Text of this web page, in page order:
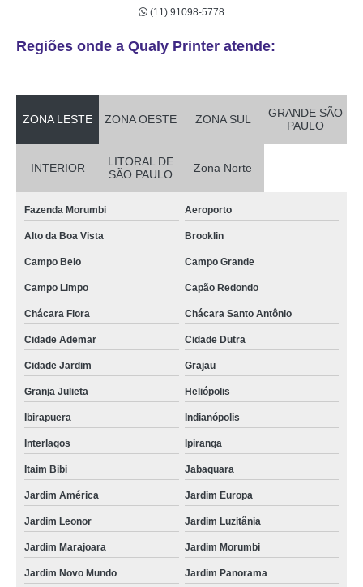
(11) 91098-5778
Regiões onde a Qualy Printer atende:
ZONA LESTE ZONA OESTE ZONA SUL
GRANDE SÃO
PAULO
INTERIOR
LITORAL DE
SÃO PAULO
Zona Norte
Fazenda Morumbi Aeroporto
Alto da Boa Vista Brooklin
Campo Belo Campo Grande
Campo Limpo Capão Redondo
Chácara Flora Chácara Santo Antônio
Cidade Ademar Cidade Dutra
Cidade Jardim Grajau
Granja Julieta Heliópolis
Ibirapuera Indianópolis
Interlagos Ipiranga
Itaim Bibi Jabaquara
Jardim América Jardim Europa
Jardim Leonor Jardim Luzitânia
Jardim Marajoara Jardim Morumbi
Jardim Novo Mundo Jardim Panorama